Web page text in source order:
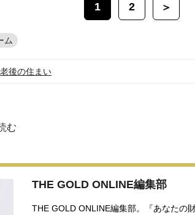
1 2 ＞
ム
後の住まい
む
THE GOLD ONLINE編集部
THE GOLD ONLINE編集部。『あなたの